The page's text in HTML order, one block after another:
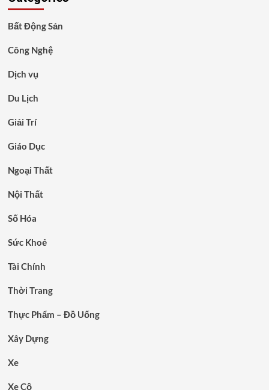
Bất Động Sản
Công Nghệ
Dịch vụ
Du Lịch
Giải Trí
Giáo Dục
Ngoại Thất
Nội Thất
Số Hóa
Sức Khoẻ
Tài Chính
Thời Trang
Thực Phẩm – Đồ Uống
Xây Dựng
Xe
Xe Cộ